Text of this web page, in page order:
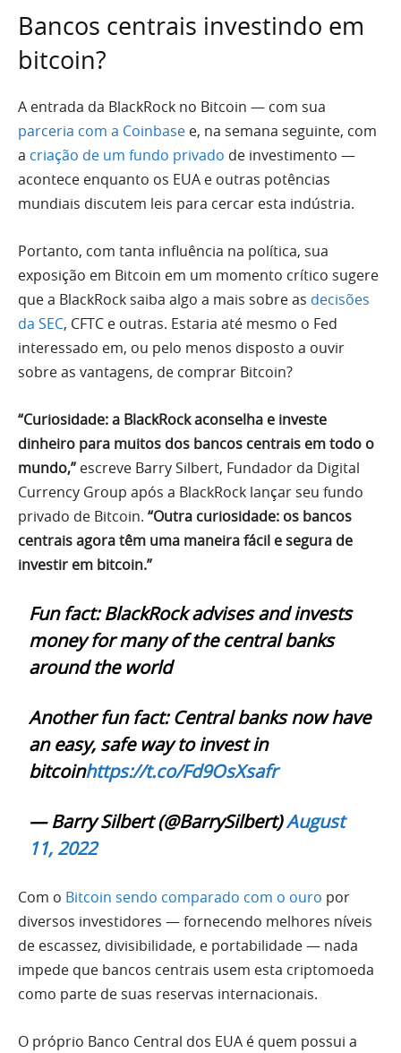
Bancos centrais investindo em
bitcoin?
A entrada da BlackRock no Bitcoin — com sua
parceria com a Coinbase e, na semana seguinte, com
a criação de um fundo privado de investimento —
acontece enquanto os EUA e outras potências
mundiais discutem leis para cercar esta indústria.
Portanto, com tanta influência na política, sua
exposição em Bitcoin em um momento crítico sugere
que a BlackRock saiba algo a mais sobre as decisões
da SEC, CFTC e outras. Estaria até mesmo o Fed
interessado em, ou pelo menos disposto a ouvir
sobre as vantagens, de comprar Bitcoin?
“Curiosidade: a BlackRock aconselha e investe
dinheiro para muitos dos bancos centrais em todo o
mundo,” escreve Barry Silbert, Fundador da Digital
Currency Group após a BlackRock lançar seu fundo
privado de Bitcoin. “Outra curiosidade: os bancos
centrais agora têm uma maneira fácil e segura de
investir em bitcoin.”
Fun fact: BlackRock advises and invests
money for many of the central banks
around the world
Another fun fact: Central banks now have
an easy, safe way to invest in
bitcoinhttps://t.co/Fd9OsXsafr
— Barry Silbert (@BarrySilbert)August
11, 2022
Com o Bitcoin sendo comparado com o ouro por
diversos investidores — fornecendo melhores níveis
de escassez, divisibilidade, e portabilidade — nada
impede que bancos centrais usem esta criptomoeda
como parte de suas reservas internacionais.
O próprio Banco Central dos EUA é quem possui a